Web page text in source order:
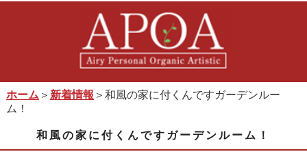
ホーム ＞ 新着情報 ＞和風の家に付くんですガーデンルー
ム！
和風の家に付くんですガーデンルーム！